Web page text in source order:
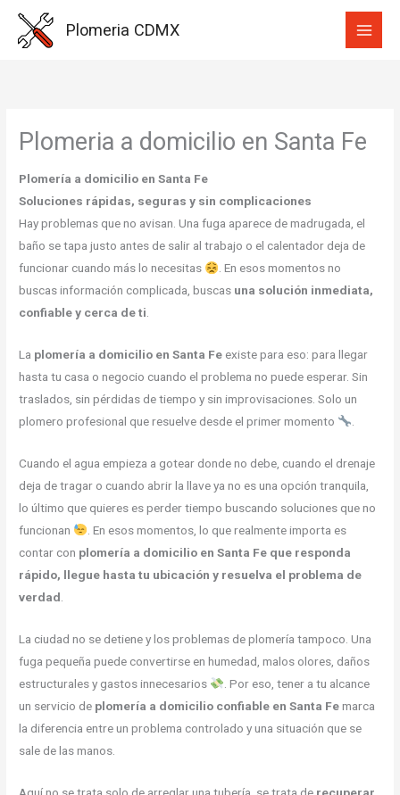
Plomeria CDMX
Plomeria a domicilio en Santa Fe
Plomería a domicilio en Santa Fe
Soluciones rápidas, seguras y sin complicaciones
Hay problemas que no avisan. Una fuga aparece de madrugada, el
baño se tapa justo antes de salir al trabajo o el calentador deja de
funcionar cuando más lo necesitas
. En esos momentos no
buscas información complicada, buscas una solución inmediata,
confiable y cerca de ti.
La plomería a domicilio en Santa Fe existe para eso: para llegar
hasta tu casa o negocio cuando el problema no puede esperar. Sin
traslados, sin pérdidas de tiempo y sin improvisaciones. Solo un
plomero profesional que resuelve desde el primer momento
Cuando el agua empieza a gotear donde no debe, cuando el drenaje
deja de tragar o cuando abrir la llave ya no es una opción tranquila,
lo último que quieres es perder tiempo buscando soluciones que no
funcionan
. En esos momentos, lo que realmente importa es
contar con plomería a domicilio en Santa Fe que responda
rápido, llegue hasta tu ubicación y resuelva el problema de
verdad
La ciudad no se detiene y los problemas de plomería tampoco. Una
fuga pequeña puede convertirse en humedad, malos olores, daños
estructurales y gastos innecesarios
. Por eso, tener a tu alcance
un servicio de plomería a domicilio confiable en Santa Femarca
la diferencia entre un problema controlado y una situación que se
sale de las manos.
Aquí no se trata solo de arreglar una tubería, se trata de recuperar